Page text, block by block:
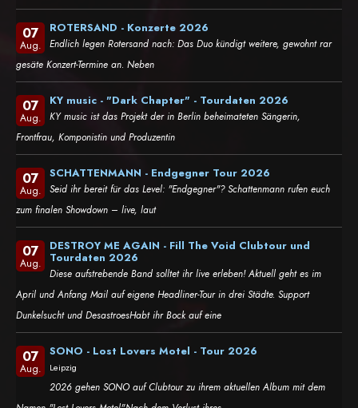
07
Aug.
ROTERSAND - Konzerte 2026
Endlich legen Rotersand nach: Das Duo kündigt weitere, gewohnt rar
gesäte Konzert-Termine an. Neben
07
Aug.
KY music - "Dark Chapter" - Tourdaten 2026
KY music ist das Projekt der in Berlin beheimateten Sängerin,
Frontfrau, Komponistin und Produzentin
07
Aug.
SCHATTENMANN - Endgegner Tour 2026
Seid ihr bereit für das Level: "Endgegner"? Schattenmann rufen euch
zum finalen Showdown – live, laut
07
Aug.
DESTROY ME AGAIN - Fill The Void Clubtour und
Tourdaten 2026
Diese aufstrebende Band solltet ihr live erleben! Aktuell geht es im
April und Anfang Mail auf eigene Headliner-Tour in drei Städte. Support
Dunkelsucht und DesastroesHabt ihr Bock auf eine
07
Aug.
SONO - Lost Lovers Motel - Tour 2026
Leipzig
2026 gehen SONO auf Clubtour zu ihrem aktuellen Album mit dem